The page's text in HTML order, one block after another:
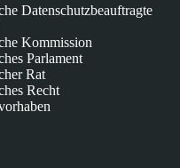
Datenschutzbeauftragte
Kommission
Parlament
Rat
Recht